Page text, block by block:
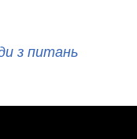
з питань